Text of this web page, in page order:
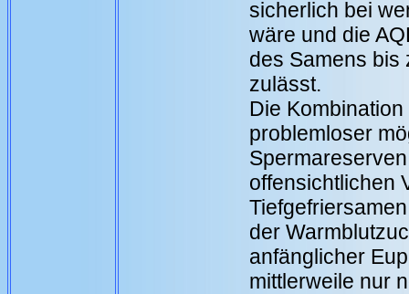
sicherlich bei
wäre und die
des Samens bis
zulässt.
Die
problemloser
offensichtlichen
der
anfänglicher
mittlerweile nur